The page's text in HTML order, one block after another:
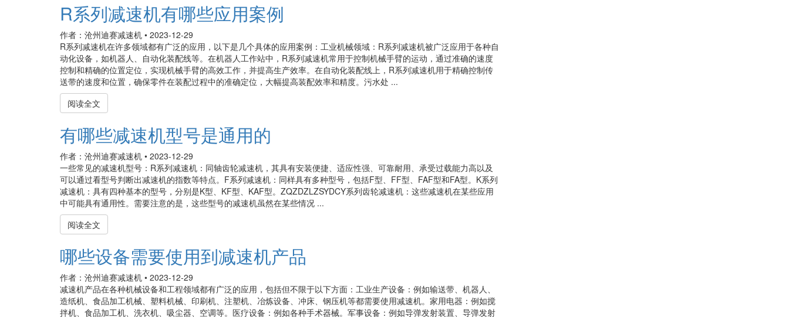
R系列减速机有哪些应用案例
作者：沧州迪赛减速机 • 2023-12-29
R系列减速机在许多领域都有广泛的应用，以下是几个具体的应用案例：工业机械领域：R系列减速机被广泛应用于各种自
动化设备，如机器人、自动化装配线等。在机器人工作站中，R系列减速机常用于控制机械手臂的运动，通过准确的速度
控制和精确的位置定位，实现机械手臂的高效工作，并提高生产效率。在自动化装配线上，R系列减速机用于精确控制传
送带的速度和位置，确保零件在装配过程中的准确定位，大幅提高装配效率和精度。污水处 ...
阅读全文
有哪些减速机型号是通用的
作者：沧州迪赛减速机 • 2023-12-29
一些常见的减速机型号：R系列减速机：同轴齿轮减速机，其具有安装便捷、适应性强、可靠耐用、承受过载能力高以及
可以通过看型号判断出减速机的指数等特点。F系列减速机：同样具有多种型号，包括F型、FF型、FAF型和FA型。K系列
减速机：具有四种基本的型号，分别是K型、KF型、KAF型。ZQZDZLZSYDCY系列齿轮减速机：这些减速机在某些应用
中可能具有通用性。需要注意的是，这些型号的减速机虽然在某些情况 ...
阅读全文
哪些设备需要使用到减速机产品
作者：沧州迪赛减速机 • 2023-12-29
减速机产品在各种机械设备和工程领域都有广泛的应用，包括但不限于以下方面：工业生产设备：例如输送带、机器人、
造纸机、食品加工机械、塑料机械、印刷机、注塑机、冶炼设备、冲床、钢压机等都需要使用减速机。家用电器：例如搅
拌机、食品加工机、洗衣机、吸尘器、空调等。医疗设备：例如各种手术器械。军事设备：例如导弹发射装置、导弹发射